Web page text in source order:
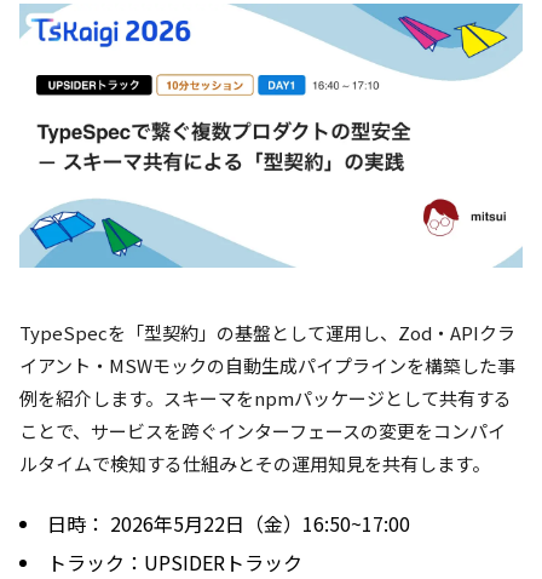
TypeSpecを「型契約」の基盤として運用し、Zod・APIクラ
イアント・MSWモックの自動生成パイプラインを構築した事
例を紹介します。スキーマをnpmパッケージとして共有する
ことで、サービスを跨ぐインターフェースの変更をコンパイ
ルタイムで検知する仕組みとその運用知見を共有します。
日時： 2026年5月22日（金）16:50~17:00
トラック：UPSIDERトラック